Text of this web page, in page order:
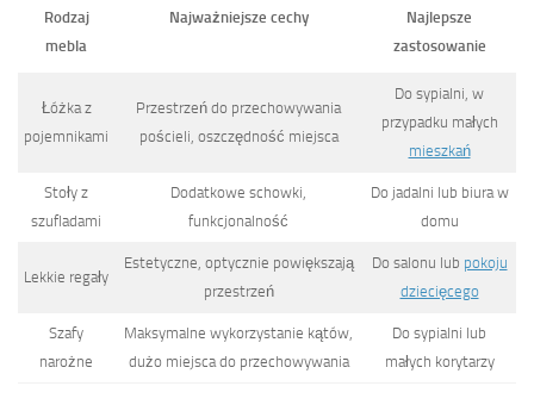
Rodzaj
mebla
Najważniejsze cechy
Najlepsze
zastosowanie
Łóżka z
pojemnikami
Przestrzeń do przechowywania
pościeli, oszczędność miejsca
Do sypialni, w
przypadku małych
mieszkań
Stoły z
szufladami
Dodatkowe schowki,
funkcjonalność
Do jadalni lub biura w
domu
Lekkie regały
Estetyczne, optycznie powiększają
przestrzeń
Do salonu lub pokoju
dziecięcego
Szafy
narożne
Maksymalne wykorzystanie kątów,
dużo miejsca do przechowywania
Do sypialni lub
małych korytarzy